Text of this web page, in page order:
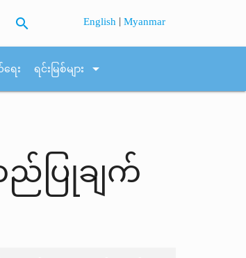
search English |Myanmar
ေး ရင်းမြစ်များ arrow_drop_down
ပြုချက်